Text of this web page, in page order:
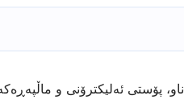
ناو، پۆستی ئەلیکترۆنی و